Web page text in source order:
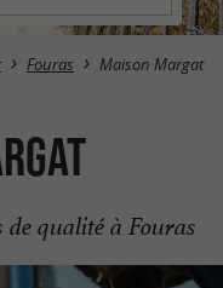
Fouras Maison Margat
qualité à Fouras